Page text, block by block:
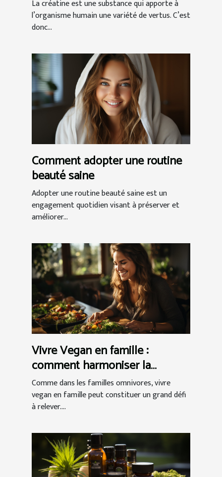
La créatine est une substance qui apporte à
l’organisme humain une variété de vertus. C’est
donc...
Comment adopter une routine
beauté saine
Adopter une routine beauté saine est un
engagement quotidien visant à préserver et
améliorer...
Vivre Vegan en famille :
comment harmoniser la
relation végétalienne réussie ?
Comme dans les familles omnivores, vivre
vegan en famille peut constituer un grand défi
à relever....